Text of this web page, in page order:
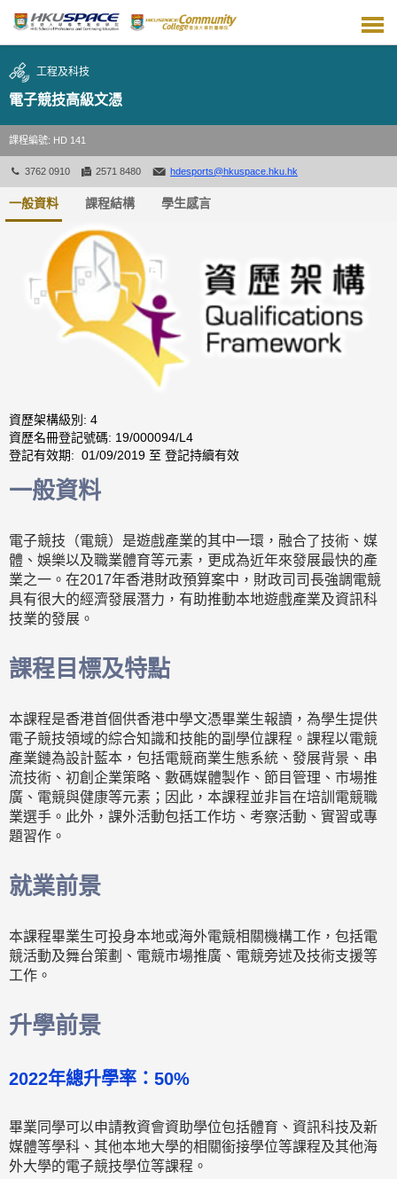
主
內
容
工程及科技
電子競技高級文憑
課程編號: HD 141
3762 0910 2571 8480 hdesports@hkuspace.hku.hk
一般資料 課程結構 學生感言
資歷架構級別: 4
資歷名冊登記號碼: 19/000094/L4
登記有效期: 01/09/2019 至 登記持續有效
一般資料
電子競技（電競）是遊戲產業的其中一環，融合了技術、媒
體、娛樂以及職業體育等元素，更成為近年來發展最快的產
業之一。在2017年香港財政預算案中，財政司司長強調電競
具有很大的經濟發展潛力，有助推動本地遊戲產業及資訊科
技業的發展。
課程目標及特點
本課程是香港首個供香港中學文憑畢業生報讀，為學生提供
電子競技領域的綜合知識和技能的副學位課程。課程以電競
產業鏈為設計藍本，包括電競商業生態系統、發展背景、串
流技術、初創企業策略、數碼媒體製作、節目管理、市場推
廣、電競與健康等元素；因此，本課程並非旨在培訓電競職
業選手。此外，課外活動包括工作坊、考察活動、實習或專
題習作。
就業前景
本課程畢業生可投身本地或海外電競相關機構工作，包括電
競活動及舞台策劃、電競市場推廣、電競旁述及技術支援等
工作。
升學前景
2022年總升學率：50%
畢業同學可以申請教資會資助學位包括體育、資訊科技及新
媒體等學科、其他本地大學的相關銜接學位等課程及其他海
外大學的電子競技學位等課程。